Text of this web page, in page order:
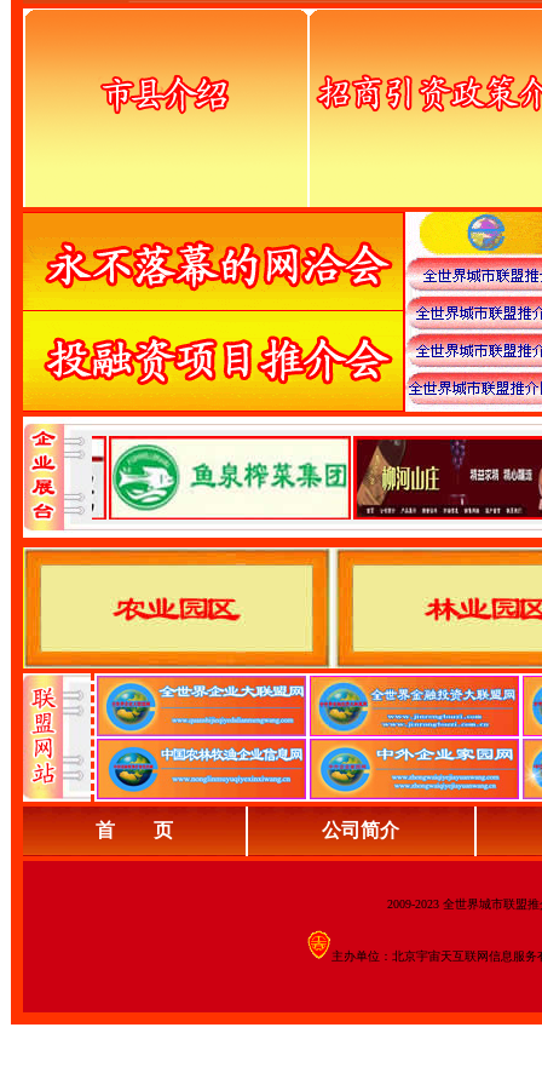
首 页 公司简介
2009-2023 全世界城市联盟
主办单位：北京宇宙天互联网信息服